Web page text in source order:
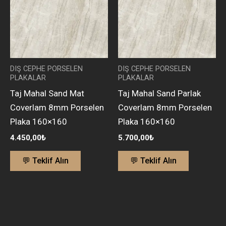
DIŞ CEPHE PORSELEN
PLAKALAR
Taj Mahal Sand Mat
Coverlam 8mm Porselen
Plaka 160×160
4.450,00₺
💬 Teklif Alın
DIŞ CEPHE PORSELEN
PLAKALAR
Taj Mahal Sand Parlak
Coverlam 8mm Porselen
Plaka 160×160
5.700,00₺
💬 Teklif Alın